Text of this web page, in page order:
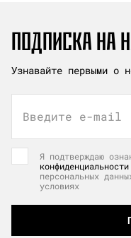
ПОДПИСКА НА
Узнавайте первыми о
Введите e-mail
Я подтверждаю
конфиденциальности
персональных
условиях